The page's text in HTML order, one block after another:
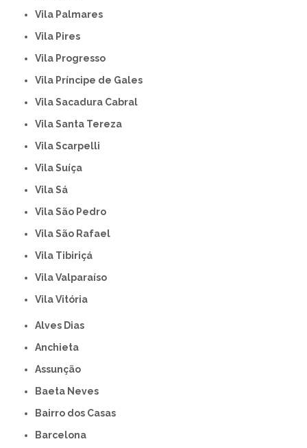
Vila Palmares
Vila Pires
Vila Progresso
Vila Príncipe de Gales
Vila Sacadura Cabral
Vila Santa Tereza
Vila Scarpelli
Vila Suíça
Vila Sá
Vila São Pedro
Vila São Rafael
Vila Tibiriçá
Vila Valparaíso
Vila Vitória
Alves Dias
Anchieta
Assunção
Baeta Neves
Bairro dos Casas
Barcelona